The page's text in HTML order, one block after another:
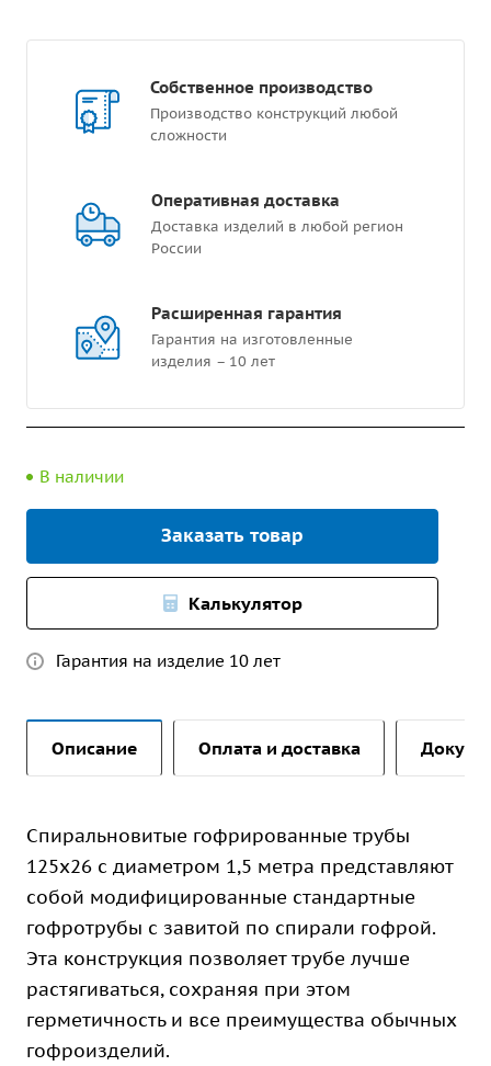
Собственное производство
Производство конструкций любой
сложности
Оперативная доставка
Доставка изделий в любой регион
России
Расширенная гарантия
Гарантия на изготовленные
изделия – 10 лет
В наличии
Заказать товар
Калькулятор
Гарантия на изделие 10 лет
Описание Оплата и доставка
Спиральновитые гофрированные трубы
125х26 с диаметром 1,5 метра представляют
собой модифицированные стандартные
гофротрубы с завитой по спирали гофрой.
Эта конструкция позволяет трубе лучше
растягиваться, сохраняя при этом
герметичность и все преимущества обычных
гофроизделий.